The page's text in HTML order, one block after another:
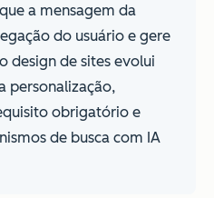
a mensagem da
do usuário e gere
design de sites evolui
personalização,
obrigatório e
de busca com IA